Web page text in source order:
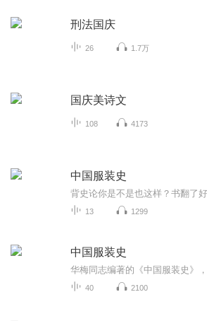
刑法国庆
26 1.7万
国庆美诗文
108 4173
中国服装史
13 1299
中国服装史
40 2100